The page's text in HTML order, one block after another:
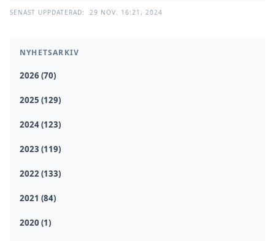
NYHETSARKIV
2026 (70)
2025 (129)
2024 (123)
2023 (119)
2022 (133)
2021 (84)
2020 (1)
SENAST UPPDATERAD: 29 NOV. 16:21, 2024